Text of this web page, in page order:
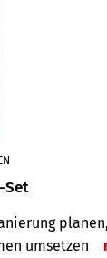
Set
umsetzen